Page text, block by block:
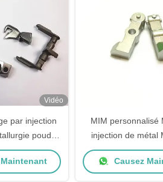
Vidéo
par injection
poudre
MIM OEM
MIM personnalisé
injection de métal
injection
Causez